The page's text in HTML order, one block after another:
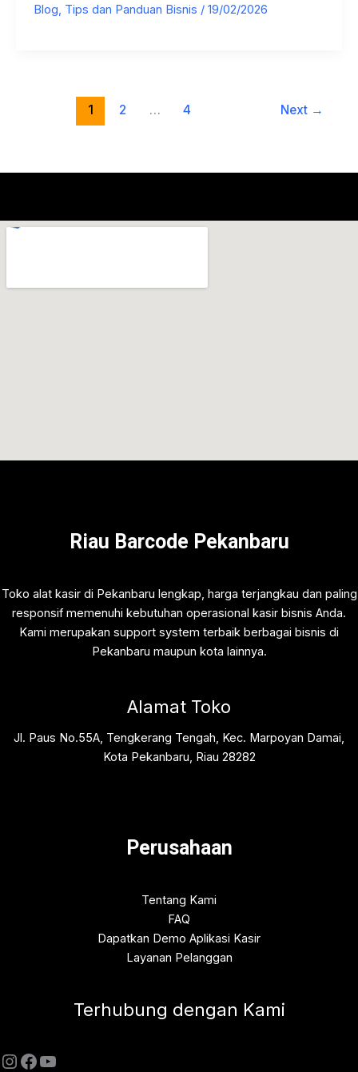
Operasional
Blog, Tips dan Panduan Bisnis / 19/02/2026
1 2 … 4 Next →
Riau Barcode Pekanbaru
Toko alat kasir di Pekanbaru lengkap, harga terjangkau dan paling
responsif memenuhi kebutuhan operasional kasir bisnis Anda.
Kami merupakan support system terbaik berbagai bisnis di
Pekanbaru maupun kota lainnya.
Alamat Toko
Jl. Paus No.55A, Tengkerang Tengah, Kec. Marpoyan Damai,
Kota Pekanbaru, Riau 28282
Perusahaan
Tentang Kami
FAQ
Dapatkan Demo Aplikasi Kasir
Layanan Pelanggan
Terhubung dengan Kami
Instagram
Facebook
YouTube